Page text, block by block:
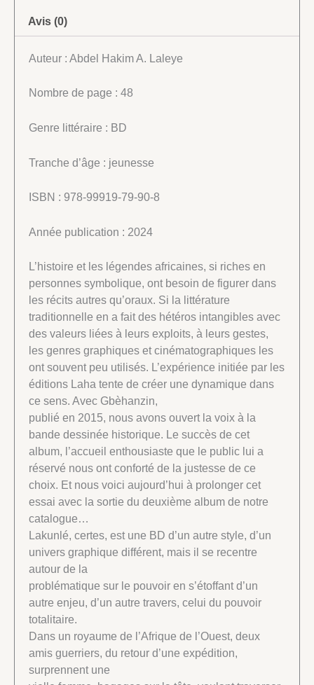
Avis (0)
Auteur : Abdel Hakim A. Laleye
Nombre de page : 48
Genre littéraire : BD
Tranche d’âge : jeunesse
ISBN : 978-99919-79-90-8
Année publication : 2024
L’histoire et les légendes africaines, si riches en
personnes symbolique, ont besoin de figurer dans
les récits autres qu’oraux. Si la littérature
traditionnelle en a fait des hétéros intangibles avec
des valeurs liées à leurs exploits, à leurs gestes,
les genres graphiques et cinématographiques les
ont souvent peu utilisés. L’expérience initiée par les
éditions Laha tente de créer une dynamique dans
ce sens. Avec Gbèhanzin,
publié en 2015, nous avons ouvert la voix à la
bande dessinée historique. Le succès de cet
album, l’accueil enthousiaste que le public lui a
réservé nous ont conforté de la justesse de ce
choix. Et nous voici aujourd’hui à prolonger cet
essai avec la sortie du deuxième album de notre
catalogue…
Lakunlé, certes, est une BD d’un autre style, d’un
univers graphique différent, mais il se recentre
autour de la
problématique sur le pouvoir en s’étoffant d’un
autre enjeu, d’un autre travers, celui du pouvoir
totalitaire.
Dans un royaume de l’Afrique de l’Ouest, deux
amis guerriers, du retour d’une expédition,
surprennent une